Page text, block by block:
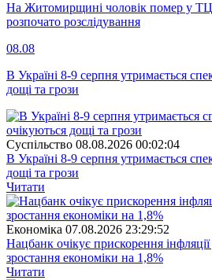
На Житомирщині чоловік помер у
розпочато розслідування
08.08
В Україні 8-9 серпня утримається
дощі та грози
Суспiльство 08.08.2026 00:02:04
В Україні 8-9 серпня утримається
дощі та грози
Читати
Економіка 07.08.2026 23:29:52
Нацбанк очікує прискорення
зростання економіки на 1,8%
Читати